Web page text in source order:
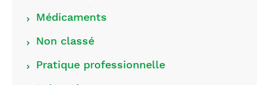
Médicaments
Non classé
Pratique professionnelle